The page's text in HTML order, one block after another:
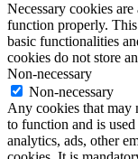
Necessary cookies
function properly.
basic functionalities
cookies do not store
Non-necessary
Non-necessary
Any cookies that may
to function and is
analytics, ads, other